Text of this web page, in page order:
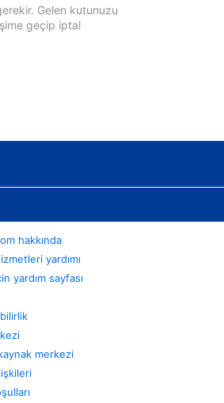
Gelen kutunuzu
geçip iptal
hakkında
yardımı
yardım sayfası
merkezi